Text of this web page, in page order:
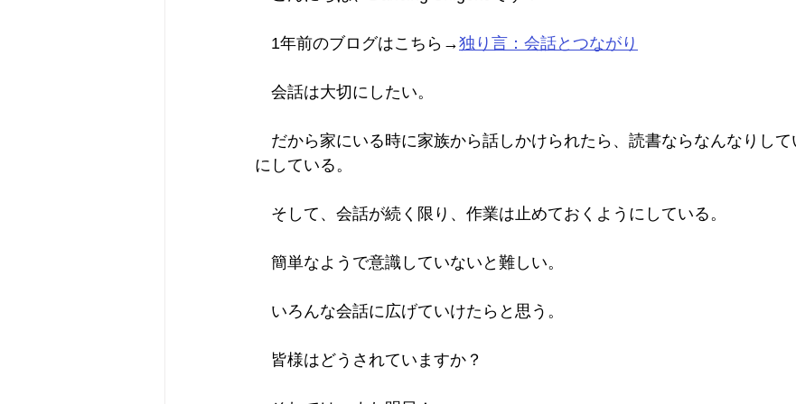
1年前のブログはこちら→独り言：会話とつながり
会話は大切にしたい。
だから家にいる時に家族から話しかけられたら、読書ならなんなりして
にしている。
そして、会話が続く限り、作業は止めておくようにしている。
簡単なようで意識していないと難しい。
いろんな会話に広げていけたらと思う。
皆様はどうされていますか？